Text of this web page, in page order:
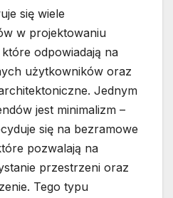
się wiele
w projektowaniu
odpowiadają na
użytkowników oraz
Jednym
jest minimalizm –
się na bezramowe
pozwalają na
przestrzeni oraz
Tego typu